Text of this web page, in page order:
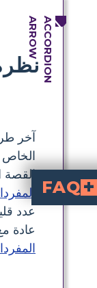
آخر
القصة
عدد
عادة
FAQ